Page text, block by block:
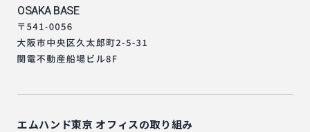
OSAKA BASE
エムハンド東京 オフィスの取り組み